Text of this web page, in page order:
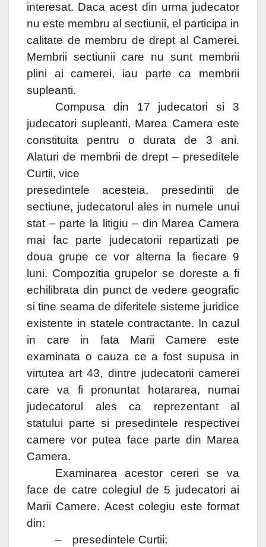
interesat. Daca acest din urma judecator
nu este membru al sectiunii, el participa in
calitate de membru de drept al Camerei.
Membrii sectiunii care nu sunt membrii
plini ai camerei, iau parte ca membrii
supleanti.
Compusa din 17 judecatori si 3
judecatori supleanti, Marea Camera este
constituita pentru o durata de 3 ani.
Alaturi de membrii de drept – preseditele
Curtii, vice
presedintele acesteia, presedintii de
sectiune, judecatorul ales in numele unui
stat – parte la litigiu – din Marea Camera
mai fac parte judecatorii repartizati pe
doua grupe ce vor alterna la fiecare 9
luni. Compozitia grupelor se doreste a fi
echilibrata din punct de vedere geografic
si tine seama de diferitele sisteme juridice
existente in statele contractante. In cazul
in care in fata Marii Camere este
examinata o cauza ce a fost supusa in
virtutea art 43, dintre judecatorii camerei
care va fi pronuntat hotararea, numai
judecatorul ales ca reprezentant al
statului parte si presedintele respectivei
camere vor putea face parte din Marea
Camera.
Examinarea acestor cereri se va
face de catre colegiul de 5 judecatori ai
Marii Camere. Acest colegiu este format
din:
–
presedintele Curtii;